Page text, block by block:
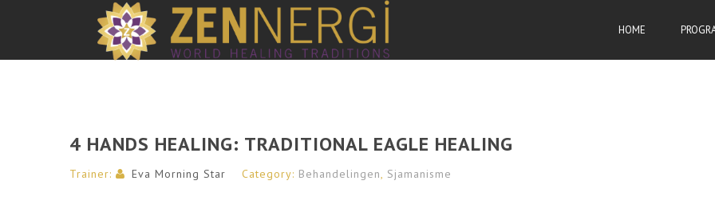
HOME
4 HANDS HEALING: TRADITIONAL EAGLE HEALING
Trainer: Eva Morning Star Category: Behandelingen, Sjamanisme